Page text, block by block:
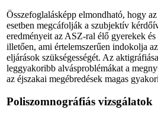
Összefoglalásképp elmondható, hogy
esetben megcáfolják a szubjektív
eredményeit az ASZ-ral élő gyerekek
illetően, ami értelemszerűen indokolja
eljárások szükségességét. Az
leggyakoribb alvásproblémákat a
az éjszakai megébredések magas
Poliszomnográfiás vizsgálatok